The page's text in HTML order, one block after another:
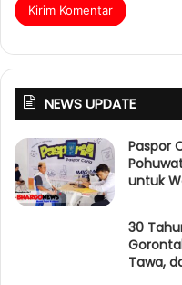
NEWS UPDATE
Paspor
untuk
30
Tawa,